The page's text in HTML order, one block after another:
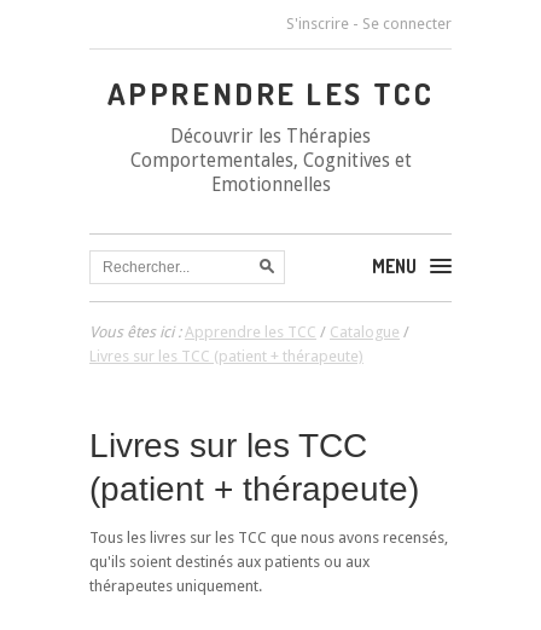
S'inscrire - Se connecter
APPRENDRE LES TCC
Découvrir les Thérapies
Comportementales, Cognitives et
Emotionnelles
MENU
Vous êtes ici :Apprendre les TCC / Catalogue /
Livres sur les TCC (patient + thérapeute)
Livres sur les TCC
(patient + thérapeute)
Tous les livres sur les TCC que nous avons recensés,
qu'ils soient destinés aux patients ou aux
thérapeutes uniquement.